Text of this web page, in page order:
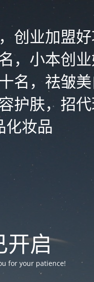
创业加盟
小本创业
名，祛皱
护肤，招
化妆品
开启
for your patience!